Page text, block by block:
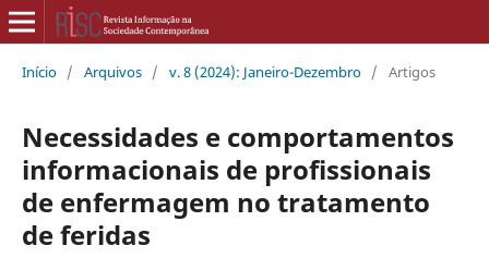
Início / Arquivos / v. 8 (2024): Janeiro-Dezembro / Artigos
Necessidades e comportamentos
informacionais de profissionais
de enfermagem no tratamento
de feridas